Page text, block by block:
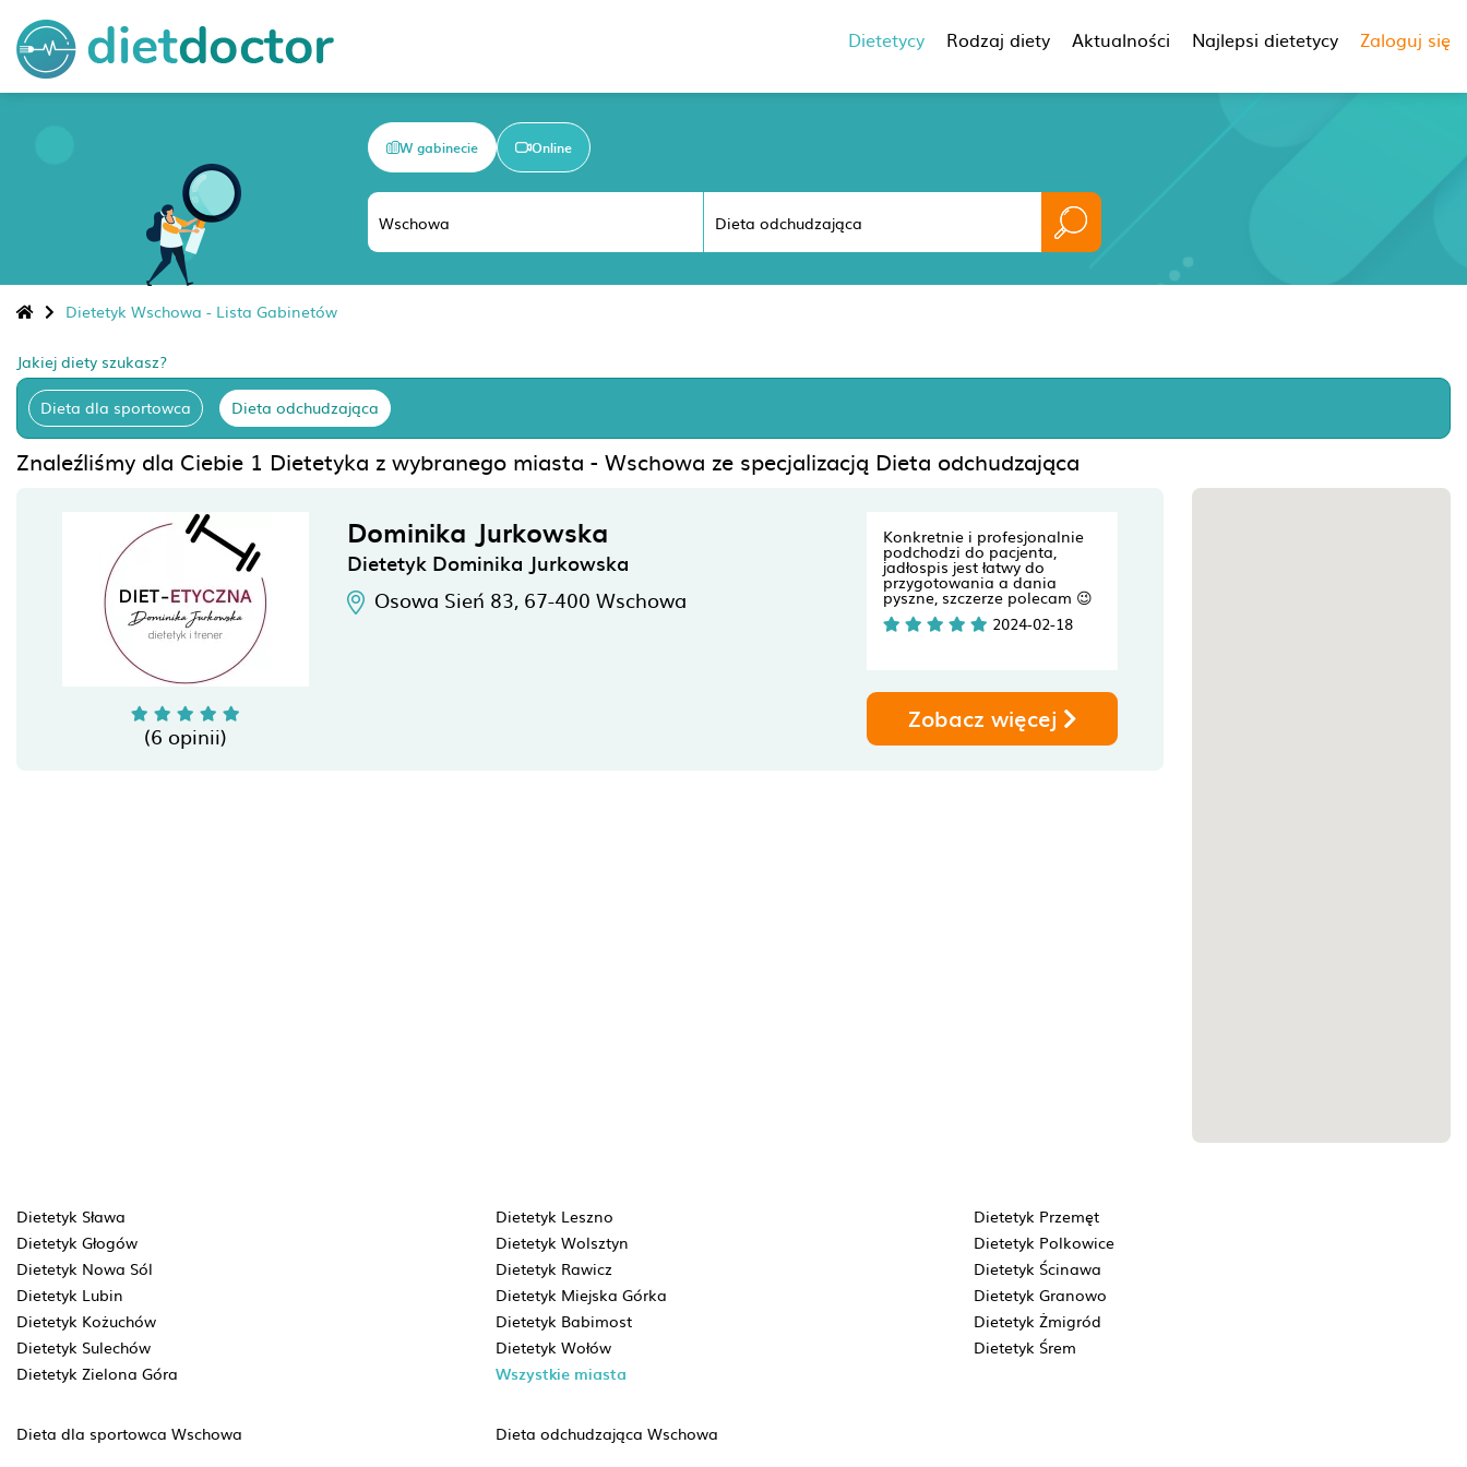
Dietetycy Rodzaj diety Aktualności Najlepsi dietetycy Zaloguj się
W gabinecie Online
Dietetyk Wschowa - Lista Gabinetów
Jakiej diety szukasz?
Dieta dla sportowca Dieta odchudzająca
Znaleźliśmy dla Ciebie 1 Dietetyka z wybranego miasta - Wschowa ze specjalizacją Dieta odchudzająca
(6 opinii)
Dominika Jurkowska
Dietetyk Dominika Jurkowska
Osowa Sień 83, 67-400 Wschowa
Konkretnie i profesjonalnie
podchodzi do pacjenta,
jadłospis jest łatwy do
przygotowania a dania
pyszne, szczerze polecam 😉
2024-02-18
Zobacz więcej
Dietetyk Sława Dietetyk Leszno
Dietetyk Przemęt
Dietetyk Głogów
Dietetyk Wolsztyn
Dietetyk Polkowice
Dietetyk Nowa Sól
Dietetyk Rawicz
Dietetyk Ścinawa
Dietetyk Lubin
Dietetyk Miejska Górka
Dietetyk Granowo
Dietetyk Kożuchów
Dietetyk Babimost
Dietetyk Żmigród
Dietetyk Sulechów
Dietetyk Wołów
Dietetyk Śrem
Dietetyk Zielona Góra
Wszystkie miasta
Dieta dla sportowca Wschowa Dieta odchudzająca Wschowa